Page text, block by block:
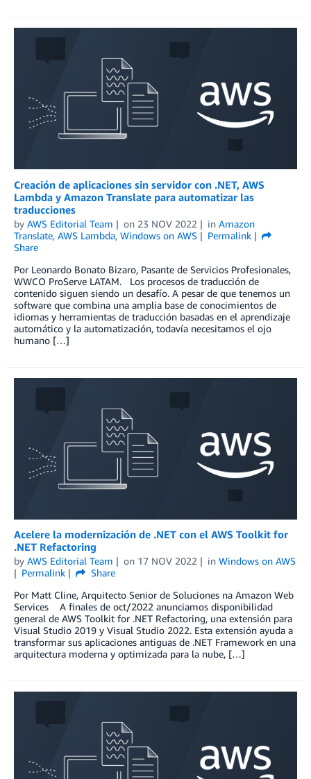
Creación de aplicaciones sin servidor con .NET, AWS
Lambda y Amazon Translate para automatizar las
traducciones
by AWS Editorial Team on 23 NOV 2022 in Amazon
Translate, AWS Lambda, Windows on AWS
Permalink
Share
Por Leonardo Bonato Bizaro, Pasante de Servicios Profesionales,
WWCO ProServe LATAM. Los procesos de traducción de
contenido siguen siendo un desafío. A pesar de que tenemos un
software que combina una amplia base de conocimientos de
idiomas y herramientas de traducción basadas en el aprendizaje
automático y la automatización, todavía necesitamos el ojo
humano […]
Acelere la modernización de .NET con el AWS Toolkit for
.NET Refactoring
by AWS Editorial Team on 17 NOV 2022 in Windows on AWS
Permalink
Share
Por Matt Cline, Arquitecto Senior de Soluciones na Amazon Web
Services A finales de oct/2022 anunciamos disponibilidad
general de AWS Toolkit for .NET Refactoring, una extensión para
Visual Studio 2019 y Visual Studio 2022. Esta extensión ayuda a
transformar sus aplicaciones antiguas de .NET Framework en una
arquitectura moderna y optimizada para la nube, […]